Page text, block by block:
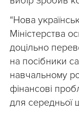
“Нова
Міністерства
доцільно
на посібники
навчальному
фінансові
для середньої